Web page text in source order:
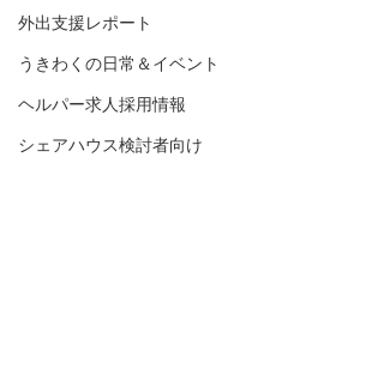
外出支援レポート
うきわくの日常＆イベント
ヘルパー求人採用情報
シェアハウス検討者向け